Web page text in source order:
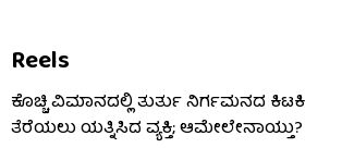
Reels
ಕೊಚ್ಚಿ ವಿಮಾನದಲ್ಲಿ ತುರ್ತು ನಿರ್ಗಮನದ ಕಿಟಕಿ
ತೆರೆಯಲು ಯತ್ನಿಸಿದ ವ್ಯಕ್ತಿ; ಆಮೇಲೇನಾಯ್ತು?